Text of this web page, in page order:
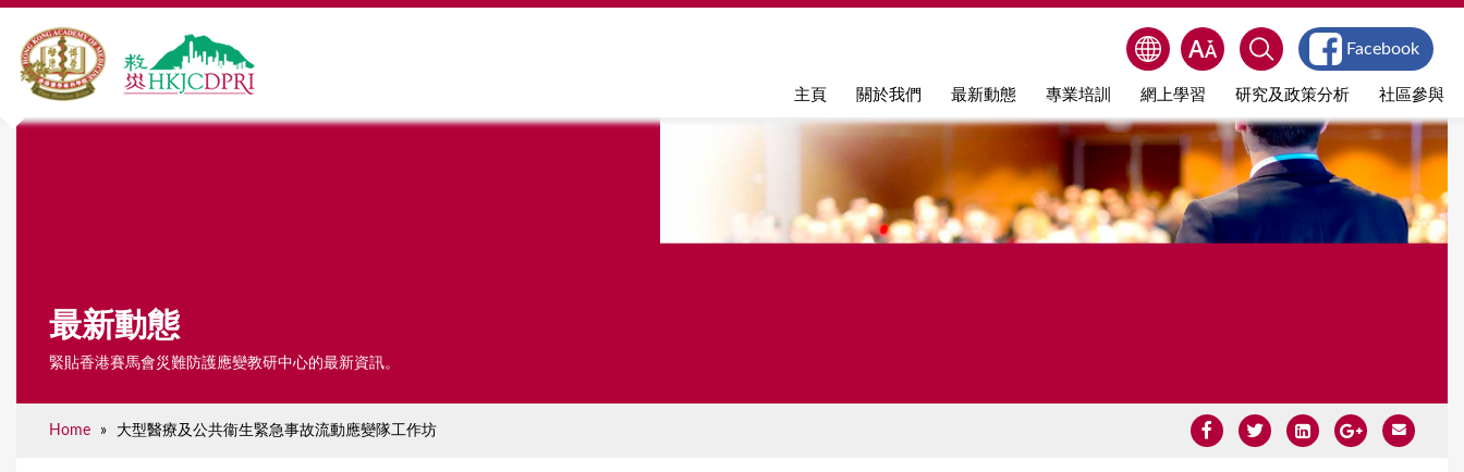
Jump to navigation
主頁 關於我們 最新動態 專業培訓 網上學習 研究及政策分析 社區參與
Facebook
最新動態
緊貼香港賽馬會災難防護應變教研中心的最新資訊。
Home » 大型醫療及公共衞生緊急事故流動應變隊工作坊